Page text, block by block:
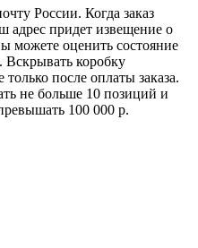
России. Когда заказ
адрес придет извещение о
можете оценить состояние
Вскрывать коробку
после оплаты заказа.
не больше 10 позиций и
100 000 р.